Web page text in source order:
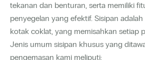
tekanan dan benturan, serta memiliki
penyegelan yang efektif. Sisipan
kotak coklat, yang memisahkan setiap
Jenis umum sisipan khusus yang
pengemasan kami meliputi: